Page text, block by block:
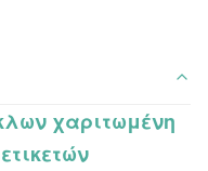
χαριτωμένη